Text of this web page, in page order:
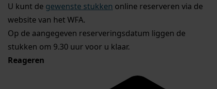
U kunt de gewenste stukken online reserveren via de
website van het WFA.
Op de aangegeven reserveringsdatum liggen de
stukken om 9.30 uur voor u klaar.
Reageren